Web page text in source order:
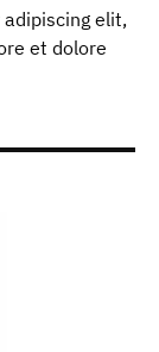
elit,
et dolore